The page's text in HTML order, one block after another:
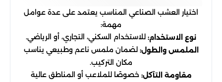
اختيار العشب الصناعي المناسب يعتمد على عدة عوامل
مهمة:
نوع الاستخدام: للاستخدام السكني، التجاري، أو الرياضي.
الملمس والطول: لضمان ملمس ناعم وطبيعي يناسب
مكان التركيب.
مقاومة التآكل: خصوصًا للملاعب أو المناطق عالية